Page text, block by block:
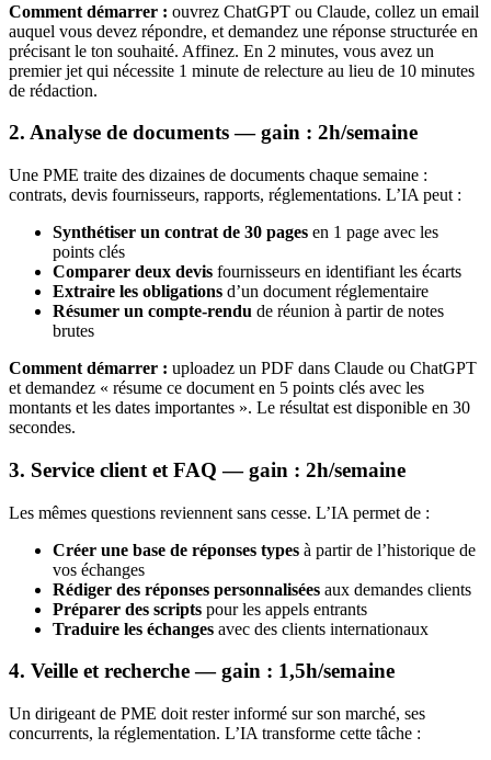
Comment démarrer : ouvrez ChatGPT ou Claude, collez un email
auquel vous devez répondre, et demandez une réponse structurée en
précisant le ton souhaité. Affinez. En 2 minutes, vous avez un
premier jet qui nécessite 1 minute de relecture au lieu de 10 minutes
de rédaction.
2. Analyse de documents — gain : 2h/semaine
Une PME traite des dizaines de documents chaque semaine :
contrats, devis fournisseurs, rapports, réglementations. L’IA peut :
Synthétiser un contrat de 30 pages en 1 page avec les
points clés
Comparer deux devis fournisseurs en identifiant les écarts
Extraire les obligations d’un document réglementaire
Résumer un compte-rendu de réunion à partir de notes
brutes
Comment démarrer : uploadez un PDF dans Claude ou ChatGPT
et demandez « résume ce document en 5 points clés avec les
montants et les dates importantes ». Le résultat est disponible en 30
secondes.
3. Service client et FAQ — gain : 2h/semaine
Les mêmes questions reviennent sans cesse. L’IA permet de :
Créer une base de réponses types à partir de l’historique de
vos échanges
Rédiger des réponses personnalisées aux demandes clients
Préparer des scripts pour les appels entrants
Traduire les échanges avec des clients internationaux
4. Veille et recherche — gain : 1,5h/semaine
Un dirigeant de PME doit rester informé sur son marché, ses
concurrents, la réglementation. L’IA transforme cette tâche :